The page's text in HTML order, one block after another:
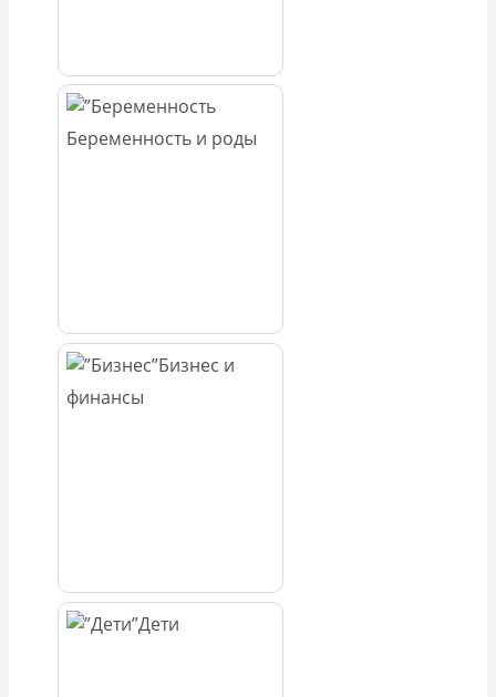
Беременность и роды
Бизнес и
финансы
Дети